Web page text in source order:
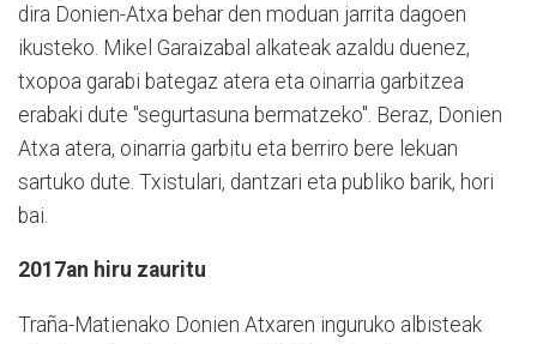
dira Donien-Atxa behar den moduan jarrita dagoen
ikusteko. Mikel Garaizabal alkateak azaldu duenez,
txopoa garabi bategaz atera eta oinarria garbitzea
erabaki dute "segurtasuna bermatzeko". Beraz, Donien
Atxa atera, oinarria garbitu eta berriro bere lekuan
sartuko dute. Txistulari, dantzari eta publiko barik, hori
bai.
2017an hiru zauritu
Traña-Matienako Donien Atxaren inguruko albisteak